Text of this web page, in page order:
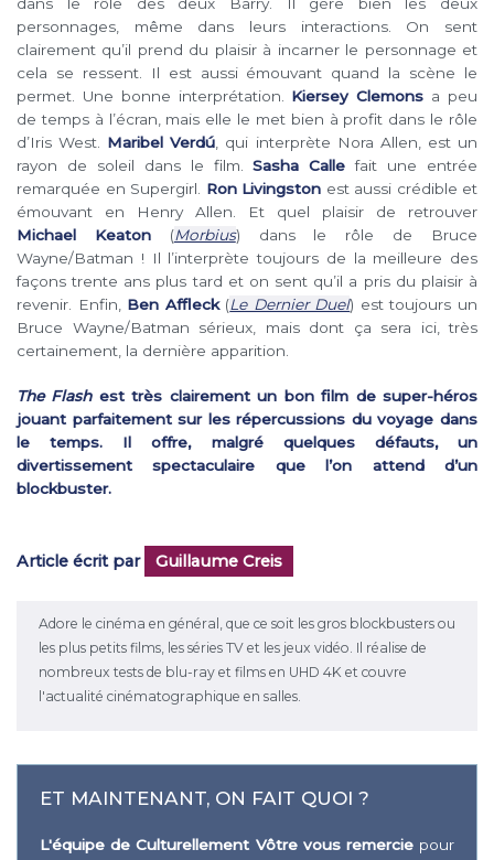
dans le rôle des deux Barry. Il gère bien les deux
personnages, même dans leurs interactions. On sent
clairement qu’il prend du plaisir à incarner le personnage et
cela se ressent. Il est aussi émouvant quand la scène le
permet. Une bonne interprétation. Kiersey Clemons a peu
de temps à l’écran, mais elle le met bien à profit dans le rôle
d’Iris West. Maribel Verdú, qui interprète Nora Allen, est un
rayon de soleil dans le film.Sasha Calle fait une entrée
remarquée en Supergirl. Ron Livingston est aussi crédible et
émouvant en Henry Allen. Et quel plaisir de retrouver
Michael Keaton(Morbius) dans le rôle de Bruce
Wayne/Batman ! Il l’interprète toujours de la meilleure des
façons trente ans plus tard et on sent qu’il a pris du plaisir à
revenir. Enfin, Ben Affleck(Le Dernier Duel) est toujours un
Bruce Wayne/Batman sérieux, mais dont ça sera ici, très
certainement, la dernière apparition.
The Flashest très clairement un bon film de super-héros
jouant parfaitement sur les répercussions du voyage dans
le temps. Il offre, malgré quelques défauts, un
divertissement spectaculaire que l’on attend d’un
blockbuster.
Article écrit par Guillaume Creis
Adore le cinéma en général, que ce soit les gros blockbusters ou
les plus petits films, les séries TV et les jeux vidéo. Il réalise de
nombreux tests de blu-ray et films en UHD 4K et couvre
l'actualité cinématographique en salles.
ET MAINTENANT, ON FAIT QUOI ?
L'équipe de Culturellement Vôtre vous remerciepour